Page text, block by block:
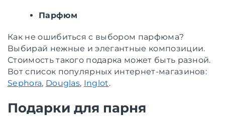
Парфюм
Как не ошибиться с выбором парфюма?
Выбирай нежные и элегантные композиции.
Стоимость такого подарка может быть разной.
Вот список популярных интернет-магазинов:
Sephora, Douglas, Inglot.
Подарки для парня